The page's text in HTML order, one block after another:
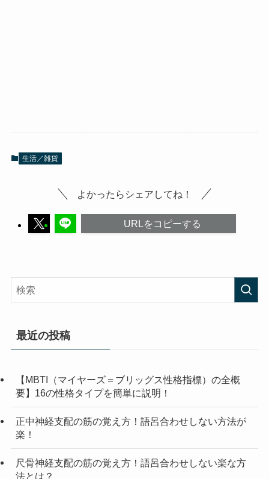
生活／雑貨
よかったらシェアしてね！
URLをコピーする
最近の投稿
【MBTI（マイヤーズ＝ブリッグス性格指標）の全概
要】16の性格タイプを簡単に説明！
正中神経支配の筋の覚え方！語呂合わせしない方法が
楽！
尺骨神経支配の筋の覚え方！語呂合わせしない楽な方
法とは？